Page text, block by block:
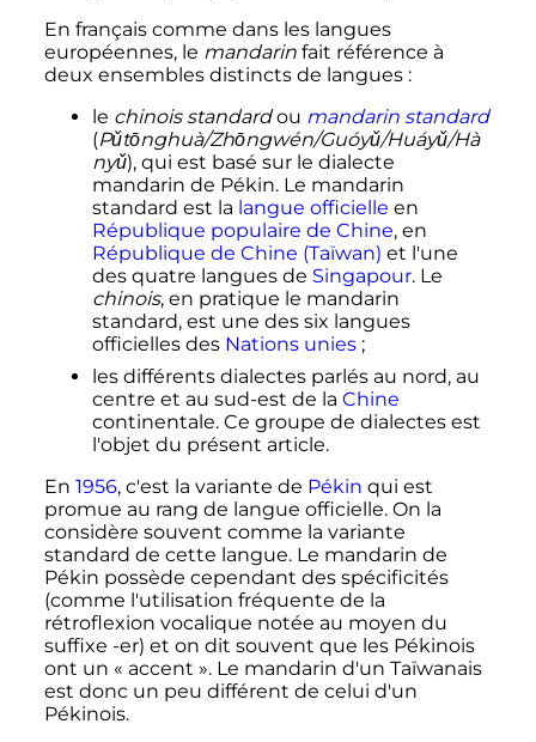
En français comme dans les langues
européennes, le mandarinfait référence à
deux ensembles distincts de langues :
le chinois standardou mandarin standard
(Pǔtōnghuà/Zhōngwén/Guóyǔ/Huáyǔ/Hà
nyǔ), qui est basé sur le dialecte
mandarin de Pékin. Le mandarin
standard est la langue officielle en
République populaire de Chine, en
République de Chine (Taïwan) et l'une
des quatre langues de Singapour. Le
chinois, en pratique le mandarin
standard, est une des six langues
officielles des Nations unies ;
les différents dialectes parlés au nord, au
centre et au sud-est de la Chine
continentale. Ce groupe de dialectes est
l'objet du présent article.
En 1956, c'est la variante de Pékin qui est
promue au rang de langue officielle. On la
considère souvent comme la variante
standard de cette langue. Le mandarin de
Pékin possède cependant des spécificités
(comme l'utilisation fréquente de la
rétroflexion vocalique notée au moyen du
suffixe -er) et on dit souvent que les Pékinois
ont un « accent ». Le mandarin d'un Taïwanais
est donc un peu différent de celui d'un
Pékinois.